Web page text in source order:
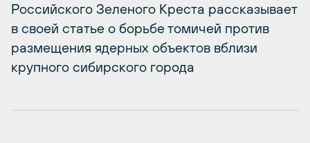
Российского Зеленого Креста рассказывает
в своей статье о борьбе томичей против
размещения ядерных объектов вблизи
крупного сибирского города